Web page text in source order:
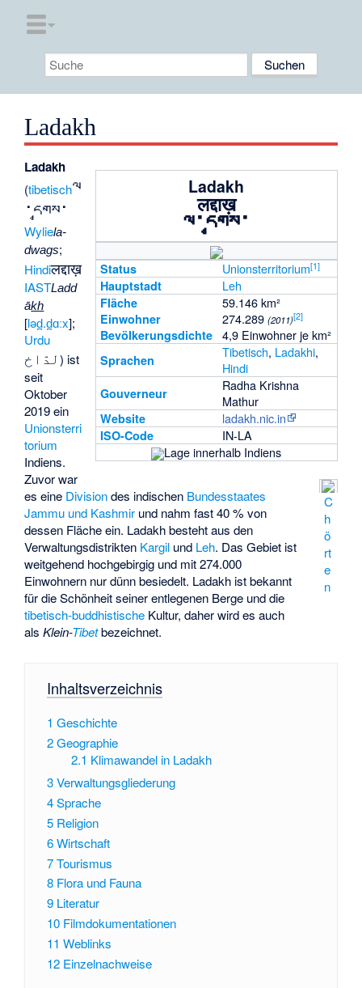
Ladakh
Ladakh
लद्दाख़
ལ་དྭགས་
Status Unionsterritorium[1]
Hauptstadt Leh
Fläche 59.146 km²
Einwohner 274.289(2011)[2]
Bevölkerungsdichte 4,9 Einwohner je km²
Sprachen Tibetisch, Ladakhi,
Hindi
Gouverneur
Radha Krishna
Mathur
Website ladakh.nic.in
ISO-Code
IN-LA
Lage innerhalb Indiens
C
h
ö
rt
e
n
Ladakh
(tibetischལ
་དྭགས་
Wyliela-
dwags;
Hindiलद्दाख़
IASTLadd
ākh
[ləd̪.d̪ɑːx];
Urdu
لدّاخ) ist
seit
Oktober
2019 ein
Unionsterri
torium
Indiens.
Zuvor war
es eine Divisiondes indischen Bundesstaates
Jammu und Kashmir und nahm fast 40 % von
dessen Fläche ein. Ladakh besteht aus den
Verwaltungsdistrikten Kargil und Leh. Das Gebiet ist
weitgehend hochgebirgig und mit 274.000
Einwohnern nur dünn besiedelt. Ladakh ist bekannt
für die Schönheit seiner entlegenen Berge und die
tibetisch-buddhistische Kultur, daher wird es auch
alsKlein-Tibetbezeichnet.
Inhaltsverzeichnis
1 Geschichte
2Geographie
2.1 Klimawandel in Ladakh
3Verwaltungsgliederung
4Sprache
5 Religion
6Wirtschaft
7Tourismus
8 Flora und Fauna
9 Literatur
10 Filmdokumentationen
11 Weblinks
12 Einzelnachweise